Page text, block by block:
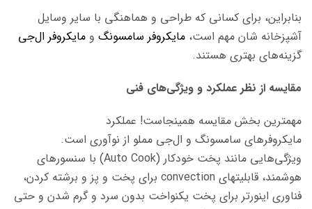
بنابراین، برای کسانی که طراحی و هماهنگی با سایر وسایل
آشپزخانه شان مهم است، مایکروفر سامسونگ و مایکروفر ال‌جی
گزینه‌های بهتری هستند.
مقایسه از نظر عملکرد و ویژگی‌های فنی
مهمترین بخش مقایسه همینجاست! عملکرد
مایکروفرهای سامسونگ و ال‌جی مملو از نوآوری است.
ویژگی‌هایی مانند پخت خودکار (Auto Cook) با سنسورهای
هوشمند، قابلیتهای convection برای پخت و پز و برشته کردن،
فناوری اینورتر برای پخت یکنواخت بدون سرد و گرم شدن و حتی